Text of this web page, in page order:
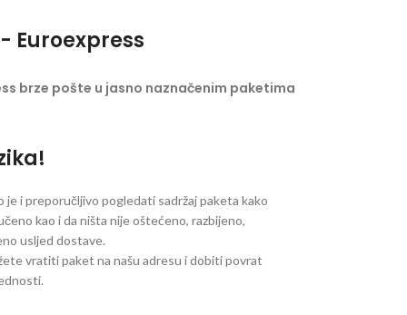
Euroexpress
brze pošte u jasno naznačenim paketima
i preporučljivo pogledati sadržaj paketa kako
kao i da ništa nije oštećeno, razbijeno,
usljed dostave.
vratiti paket na našu adresu i dobiti povrat